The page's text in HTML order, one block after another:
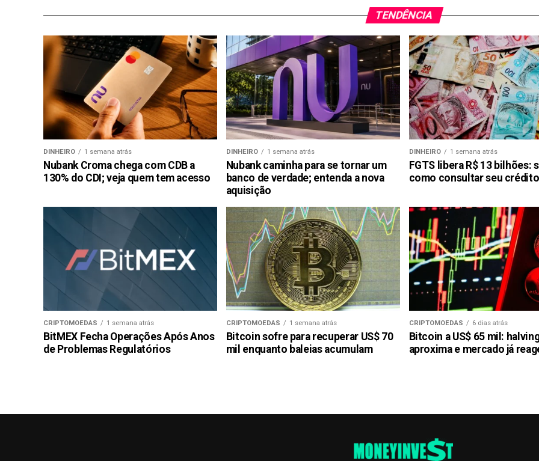
TENDÊNCIA
DINHEIRO 1 semana atrás
Nubank Croma chega com CDB a
130% do CDI; veja quem tem acesso
DINHEIRO 1 semana atrás
Nubank caminha para se tornar um
banco de verdade; entenda a nova
aquisição
DINHEIRO 1 semana atrás
FGTS libera R$ 13 bilhões:
como consultar seu
CRIPTOMOEDAS 1 semana atrás
BitMEX Fecha Operações Após Anos
de Problemas Regulatórios
CRIPTOMOEDAS 1 semana atrás
Bitcoin sofre para recuperar US$ 70
mil enquanto baleias acumulam
CRIPTOMOEDAS 6 dias atrás
Bitcoin a US$ 65 mil:
aproxima e mercado já